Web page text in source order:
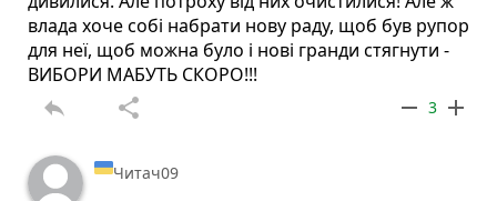
влада хоче собі набрати нову раду, щоб був рупор
для неї, щоб можна було і нові гранди стягнути -
ВИБОРИ МАБУТЬ СКОРО!!!
reply share remove 3 add
Читач09